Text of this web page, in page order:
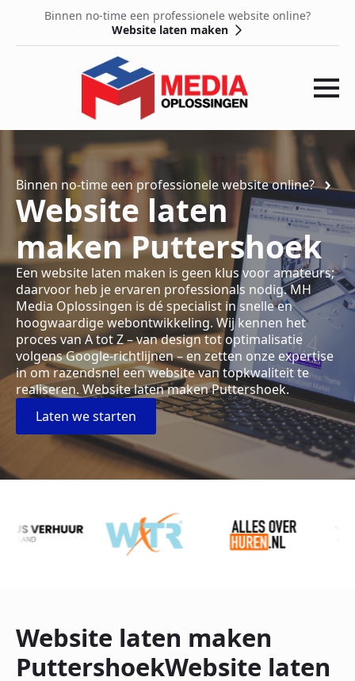
Binnen no-time een professionele website online?
Website laten maken
Binnen no-time een professionele website online?
Website laten
maken Puttershoek
Een website laten maken is geen klus voor amateurs;
daarvoor heb je ervaren professionals nodig. MH
Media Oplossingen is dé specialist in snelle en
hoogwaardige webontwikkeling. Wij kennen het
proces van A tot Z – van design tot optimalisatie
volgens Google-richtlijnen – en zetten onze expertise
in om razendsnel een website van topkwaliteit te
realiseren. Website laten maken Puttershoek.
Laten we starten
Website laten maken
PuttershoekWebsite laten